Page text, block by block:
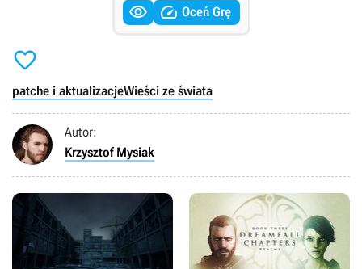
  Oceń Grę

patche i aktualizacjeWieści ze świata
Autor:
Krzysztof Mysiak